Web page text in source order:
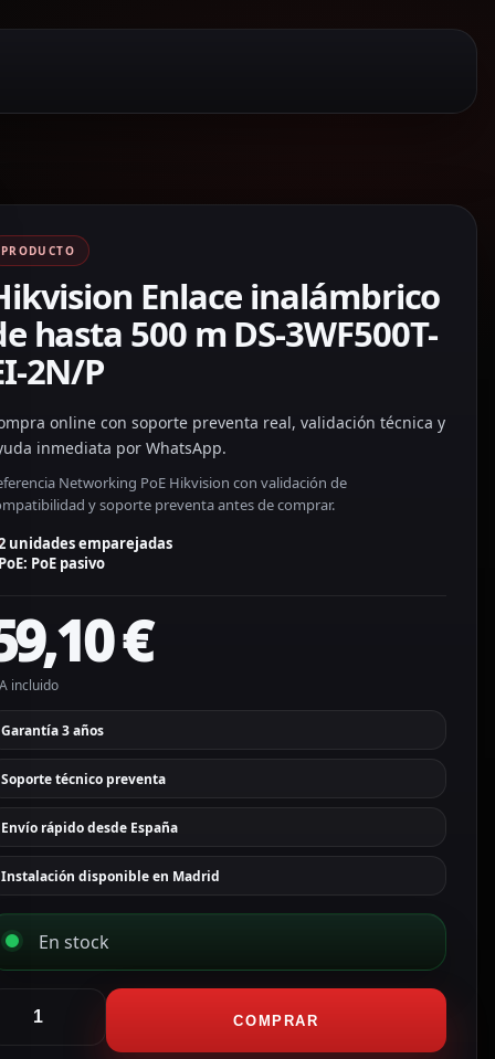
PRODUCTO
Enlace inalámbrico
hasta 500 m DS-3WF500T-
2N/P
online con soporte preventa real, validación técnica y
inmediata por WhatsApp.
Networking PoE Hikvision con validación de
y soporte preventa antes de comprar.
unidades emparejadas
PoE pasivo
€
incluido
Garantía 3 años
Soporte técnico preventa
Envío rápido desde España
Instalación disponible en Madrid
En stock
COMPRAR